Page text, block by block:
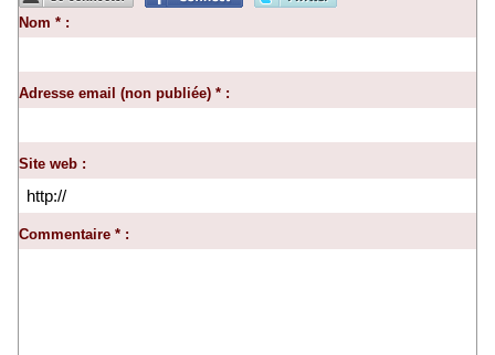
Nom * :
Adresse email (non publiée) * :
Site web :
Commentaire * :